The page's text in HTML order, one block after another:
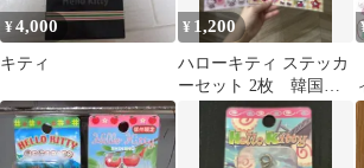
¥4,000
キティ
¥ 1,200
ハローキティ ステッカ
ーセット 2枚 韓国限
定 サンリオ